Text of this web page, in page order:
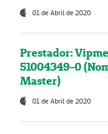
01 de Abril de 2020
Prestador:
51004349-0
Master)
01 de Abril de 2020